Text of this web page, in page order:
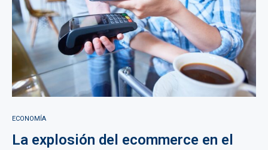
ECONOMÍA
La explosión del ecommerce en el